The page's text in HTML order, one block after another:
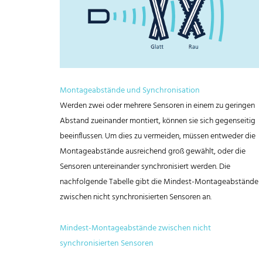
Montageabstände und Synchronisation
Werden zwei oder mehrere Sensoren in einem zu geringen
Abstand zueinander montiert, können sie sich gegenseitig
beeinflussen. Um dies zu vermeiden, müssen entweder die
Montageabstände ausreichend groß gewählt, oder die
Sensoren untereinander synchronisiert werden. Die
nachfolgende Tabelle gibt die Mindest-Montageabstände
zwischen nicht synchronisierten Sensoren an.
Mindest-Montageabstände zwischen nicht
synchronisierten Sensoren